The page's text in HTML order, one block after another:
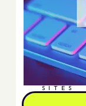
SITES